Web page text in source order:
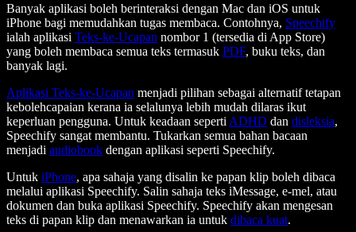
Banyak aplikasi boleh berinteraksi dengan Mac dan iOS untuk
iPhone bagi memudahkan tugas membaca. Contohnya, Speechify
ialah aplikasi Teks-ke-Ucapan nombor 1 (tersedia di App Store)
yang boleh membaca semua teks termasuk PDF, buku teks, dan
banyak lagi.
Aplikasi Teks-ke-Ucapan menjadi pilihan sebagai alternatif tetapan
kebolehcapaian kerana ia selalunya lebih mudah dilaras ikut
keperluan pengguna. Untuk keadaan seperti ADHD dan disleksia,
Speechify sangat membantu. Tukarkan semua bahan bacaan
menjadi audiobook dengan aplikasi seperti Speechify.
Untuk iPhone, apa sahaja yang disalin ke papan klip boleh dibaca
melalui aplikasi Speechify. Salin sahaja teks iMessage, e-mel, atau
dokumen dan buka aplikasi Speechify. Speechify akan mengesan
teks di papan klip dan menawarkan ia untuk dibaca kuat.